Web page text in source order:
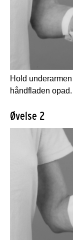
Hold
håndfladen opad.
Øvelse 2